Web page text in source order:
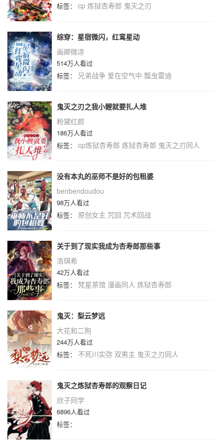
标签： cp 炼狱杏寿郎 鬼灭之刃
综穿：星宿微闪，红鸾星动
画卿微凉
514万人看过
标签：
兄弟战争 爱在空气中 瓢虫雷迪
鬼灭之刃之我小鲤就要扎人堆
粉黛红颜
186万人看过
标签： cp炼狱杏寿郎 炼狱杏寿郎 鬼灭之刃同人
没有本丸的巫师不是好的包租婆
benbendoudou
98万人看过
标签： 原创女主 咒回 咒术回战
关于到了现实我成为杏寿郎那些事
洛琪希
42万人看过
标签： 梵星茶馆 漫画同人 炼狱杏寿郎
鬼灭：梨云梦远
大花和二狗
244万人看过
标签： 不死川实弥 双男主 鬼灭之刃同人
鬼灭之炼狱杏寿郎的观察日记
欣子同学
6896人看过
标签：